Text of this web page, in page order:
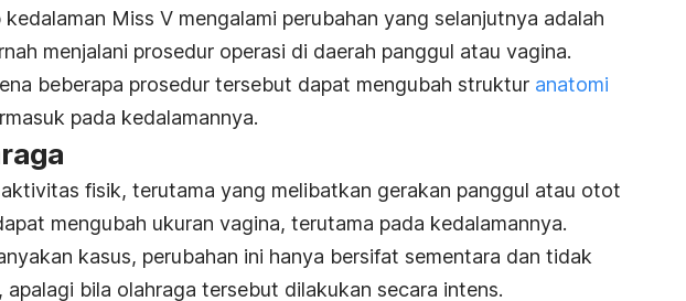
kedalaman Miss V mengalami perubahan yang selanjutnya adalah
menjalani prosedur operasi di daerah panggul atau vagina.
beberapa prosedur tersebut dapat mengubah struktur anatomi
pada kedalamannya.
aktivitas fisik, terutama yang melibatkan gerakan panggul atau otot
mengubah ukuran vagina, terutama pada kedalamannya.
kasus, perubahan ini hanya bersifat sementara dan tidak
apalagi bila olahraga tersebut dilakukan secara intens.